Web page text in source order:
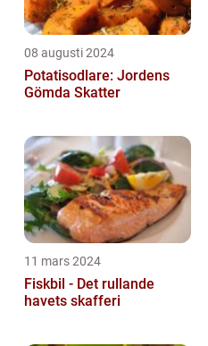
08 augusti 2024
Potatisodlare: Jordens
Gömda Skatter
11 mars 2024
Fiskbil - Det rullande
havets skafferi